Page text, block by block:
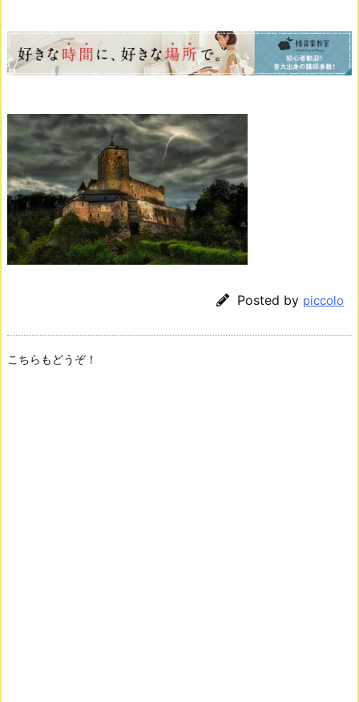
Posted by piccolo
こちらもどうぞ！